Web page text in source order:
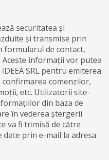
securitatea și
și transmise prin
formularul de contact,
Aceste informații vor putea
SRL pentru emiterea
comenzilor,
etc. Utilizatorii site-
din baza de
în vederea ștergerii
va fi trimisă de către
date prin e-mail la adresa